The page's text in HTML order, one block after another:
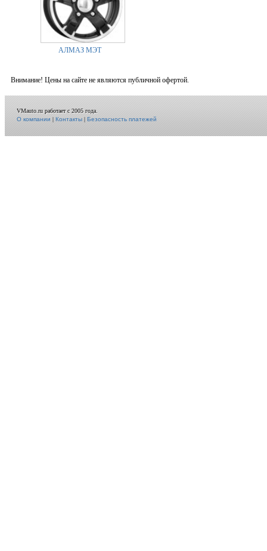
АЛМАЗ МЭТ
Внимание! Цены на сайте не являются публичной офертой.
VMauto.ru работает с 2005 года.
О компании|Контакты|Безопасность платежей